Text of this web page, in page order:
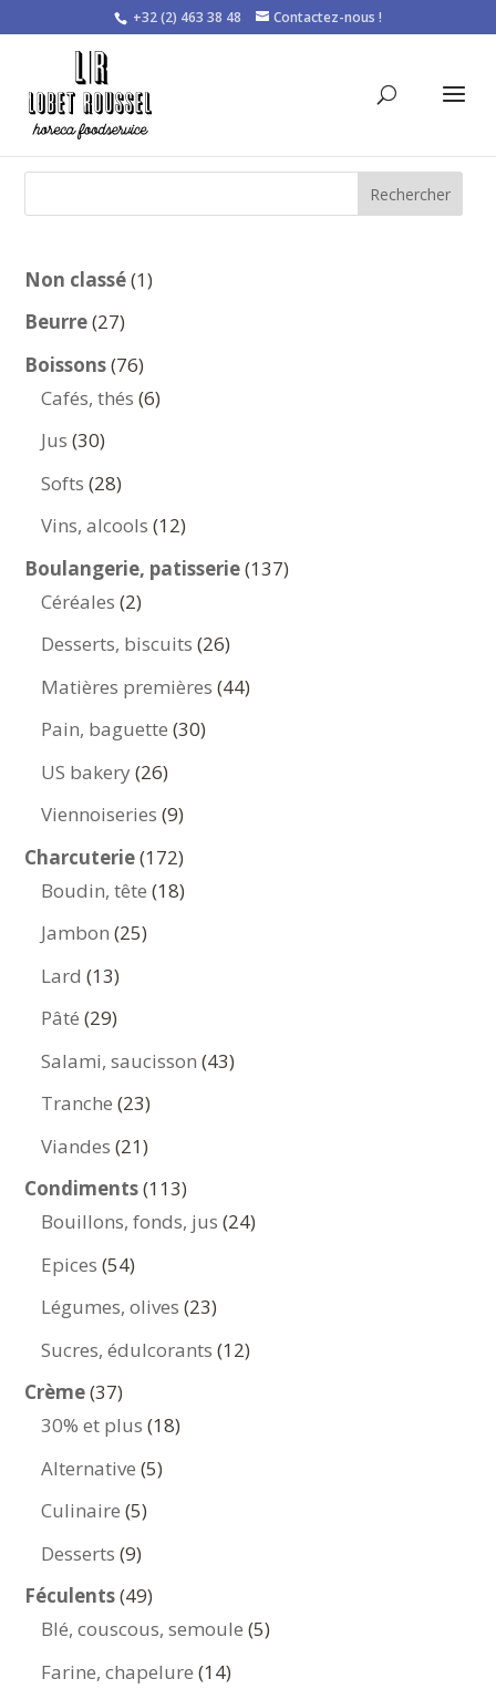
+32 (2) 463 38 48 Contactez-nous !
Rechercher
Non classé 11
Beurre 2727
produits
Boissons 7676
produits
Cafés, thés 66
Jus 3030
produits
Softs 2828
produits
Vins, alcools 1212
produits
Boulangerie, patisserie 137137
Céréales 22
produits
Desserts, biscuits 2626
produits
Matières premières 4444
Pain, baguette 3030
US bakery 2626
produits
Viennoiseries 99
produits
Charcuterie 172172
produits
Boudin, tête 1818
Jambon 2525
Lard 1313
produits
Pâté 2929
produits
Salami, saucisson 4343
Tranche 2323
produits
Viandes 2121
produits
Condiments 113113
produits
Bouillons, fonds, jus 2424
Epices 5454
produits
Légumes, olives 2323
produits
Sucres, édulcorants 1212
Crème 3737
produits
30% et plus 1818
Alternative 55
Culinaire 55
Desserts 99
produits
Féculents 4949
produits
Blé, couscous, semoule 55
Farine, chapelure 1414